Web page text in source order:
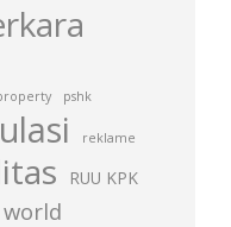
pshk
reklame
RUU KPK
world